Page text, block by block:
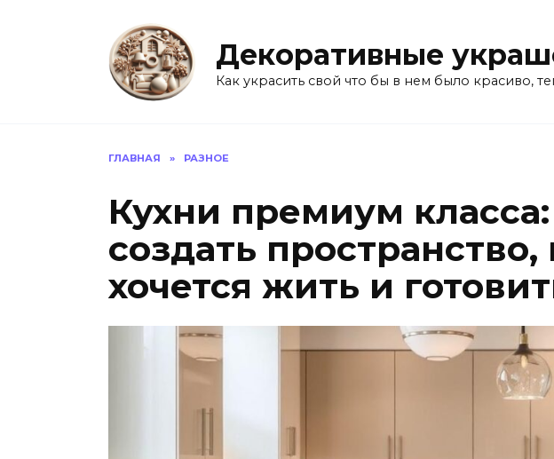
Декоративные
Как украсить свой что бы в нем было красиво,
ГЛАВНАЯ » РАЗНОЕ
Кухни премиум
создать пространство,
хочется жить и